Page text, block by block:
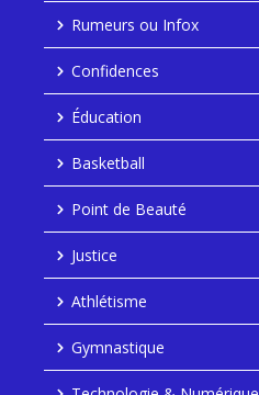
Rumeurs ou Infox
Confidences
Éducation
Basketball
Point de Beauté
Justice
Athlétisme
Gymnastique